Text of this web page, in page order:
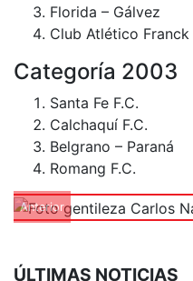
Florida – Gálvez
Club Atlético Franck
Categoría 2003
Santa Fe F.C.
Calchaquí F.C.
Belgrano – Paraná
Romang F.C.
Anterior
ÚLTIMAS NOTICIAS